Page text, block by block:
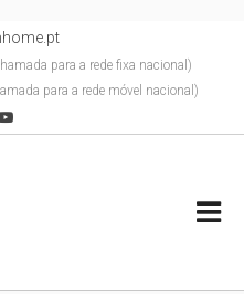
para a rede fixa nacional)
para a rede móvel nacional)